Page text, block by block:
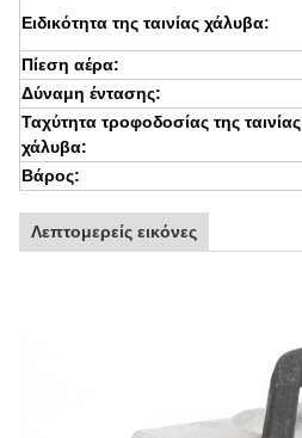
Ειδικότητα της ταινίας χάλυβα:
Πίεση αέρα:
Δύναμη έντασης:
Ταχύτητα τροφοδοσίας της ταινίας
χάλυβα:
Βάρος:
Λεπτομερείς εικόνες